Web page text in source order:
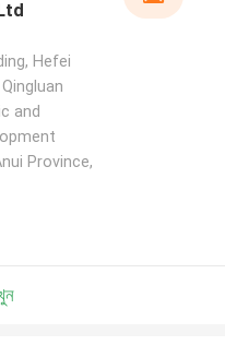
Hefei
and
Province,